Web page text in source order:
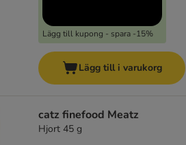
Lägg till kupong - spara -15%
Lägg till i varukorg
catz finefood Meatz
Hjort 45 g